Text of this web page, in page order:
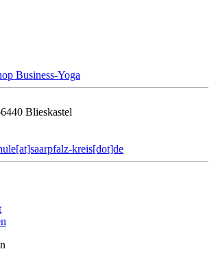
Business-Yoga
Blieskastel
kreis[dot]de